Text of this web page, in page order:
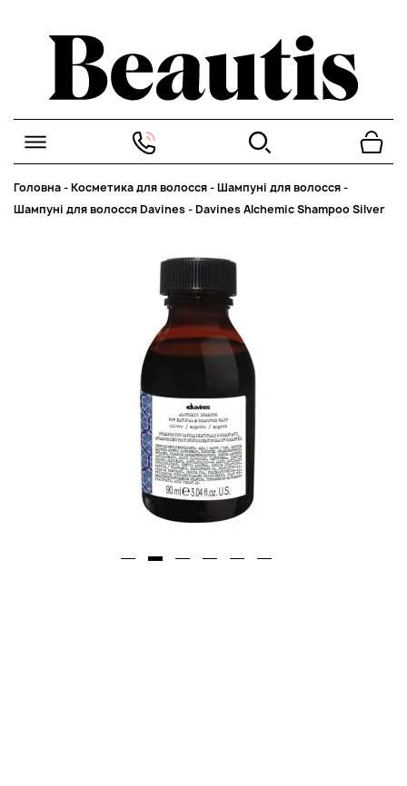
Головна-Косметика для волосся-Шампуні для волосся-
Шампуні для волосся Davines-Davines Alchemic Shampoo Silver